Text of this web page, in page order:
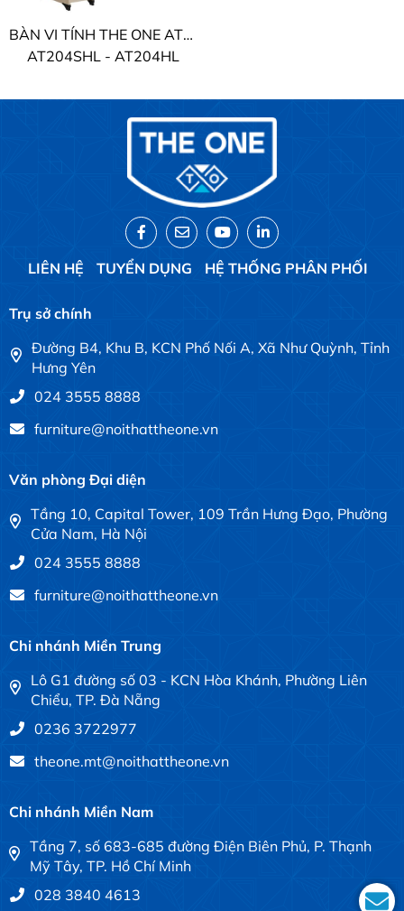
BÀN VI TÍNH THE ONE ATHENA
AT204SHL - AT204HL
LIÊN HỆ TUYỂN DỤNG HỆ THỐNG PHÂN PHỐI
Trụ sở chính
Đường B4, Khu B, KCN Phố Nối A, Xã Như Quỳnh, Tỉnh
Hưng Yên
024 3555 8888
furniture@noithattheone.vn
Văn phòng Đại diện
Tầng 10, Capital Tower, 109 Trần Hưng Đạo, Phường
Cửa Nam, Hà Nội
024 3555 8888
furniture@noithattheone.vn
Chi nhánh Miền Trung
Lô G1 đường số 03 - KCN Hòa Khánh, Phường Liên
Chiểu, TP. Đà Nẵng
0236 3722977
theone.mt@noithattheone.vn
Chi nhánh Miền Nam
Tầng 7, số 683-685 đường Điện Biên Phủ, P. Thạnh
Mỹ Tây, TP. Hồ Chí Minh
028 3840 4613